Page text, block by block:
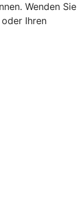
Wenden Sie
Ihren